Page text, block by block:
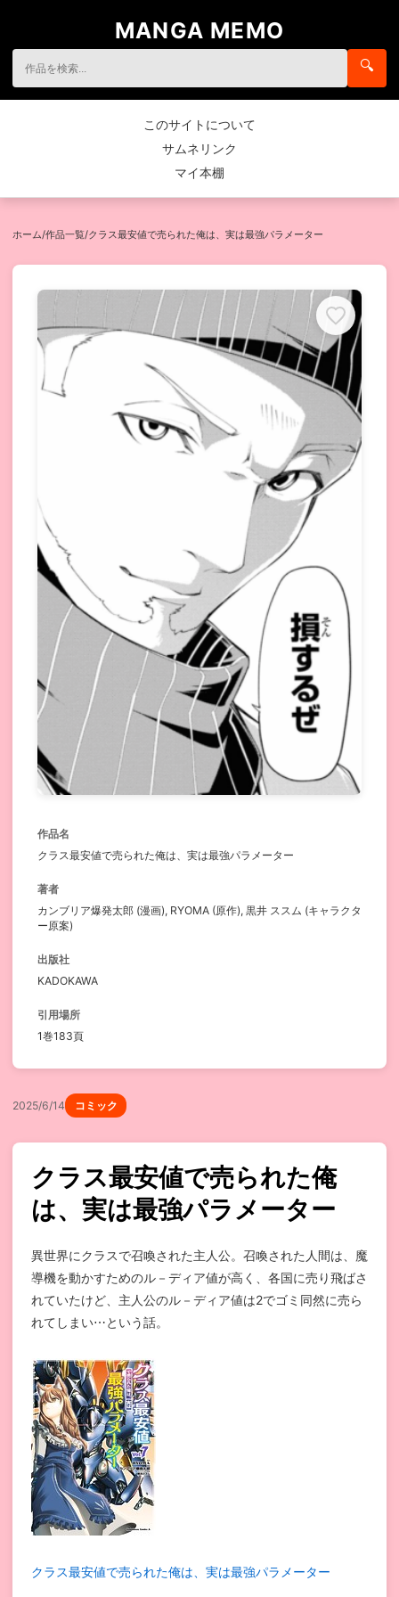
MANGA MEMO
🔍
このサイトについて
サムネリンク
マイ本棚
ホーム/作品一覧/クラス最安値で売られた俺は、実は最強パラメーター
作品名
クラス最安値で売られた俺は、実は最強パラメーター
著者
カンブリア爆発太郎 (漫画), RYOMA (原作), 黒井 ススム (キャラクタ
ー原案)
出版社
KADOKAWA
引用場所
1巻183頁
2025/6/14 コミック
クラス最安値で売られた俺
は、実は最強パラメーター
異世界にクラスで召喚された主人公。召喚された人間は、魔
導機を動かすためのル－ディア値が高く、各国に売り飛ばさ
れていたけど、主人公のル－ディア値は2でゴミ同然に売ら
れてしまい⋯という話。
クラス最安値で売られた俺は、実は最強パラメーター